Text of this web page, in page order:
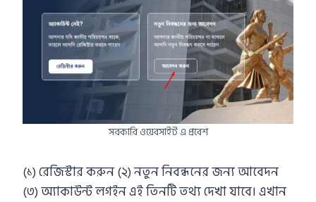
সরকারি ওয়েবসাইট এ প্রবেশ
(১) রেজিস্টার করুন (২) নতুন নিবন্ধনের জন্য আবেদন
(৩) অ্যাকাউন্ট লগইন এই তিনটি তথ্য দেখা যাবে। এখান